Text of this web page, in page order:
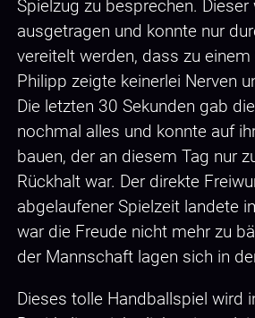
Spielzug zu besprechen.
ausgetragen und konnte nur
vereitelt werden, dass zu
Philipp zeigte keinerlei Nerven
Die letzten 30 Sekunden gab
nochmal alles und konnte auf
bauen, der an diesem Tag nur
Rückhalt war. Der direkte
abgelaufener Spielzeit landete
war die Freude nicht mehr zu
der Mannschaft lagen sich in
Dieses tolle Handballspiel wird